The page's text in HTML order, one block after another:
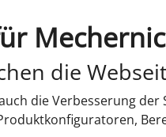
die
die Verbesserung